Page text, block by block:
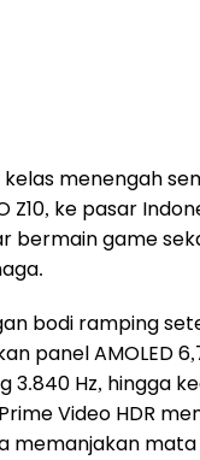
menengah
ke pasar
bermain game
bodi ramping
panel AMOLED
3.840 Hz, hingga
Video HDR
memanjakan